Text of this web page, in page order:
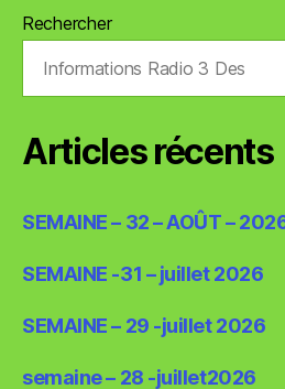
Rechercher
Articles récents
SEMAINE – 32 – AOÛT –
SEMAINE -31 – juillet 2026
SEMAINE – 29 -juillet 2026
semaine – 28 -juillet2026